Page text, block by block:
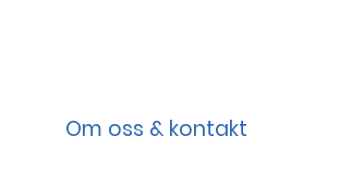
Om oss & kontakt